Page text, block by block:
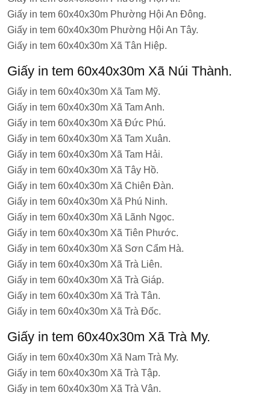
Giấy in tem 60x40x30m Phường Hội An Đông.
Giấy in tem 60x40x30m Phường Hội An Tây.
Giấy in tem 60x40x30m Xã Tân Hiệp.
Giấy in tem 60x40x30m Xã Núi Thành.
Giấy in tem 60x40x30m Xã Tam Mỹ.
Giấy in tem 60x40x30m Xã Tam Anh.
Giấy in tem 60x40x30m Xã Đức Phú.
Giấy in tem 60x40x30m Xã Tam Xuân.
Giấy in tem 60x40x30m Xã Tam Hải.
Giấy in tem 60x40x30m Xã Tây Hồ.
Giấy in tem 60x40x30m Xã Chiên Đàn.
Giấy in tem 60x40x30m Xã Phú Ninh.
Giấy in tem 60x40x30m Xã Lãnh Ngọc.
Giấy in tem 60x40x30m Xã Tiên Phước.
Giấy in tem 60x40x30m Xã Sơn Cẩm Hà.
Giấy in tem 60x40x30m Xã Trà Liên.
Giấy in tem 60x40x30m Xã Trà Giáp.
Giấy in tem 60x40x30m Xã Trà Tân.
Giấy in tem 60x40x30m Xã Trà Đốc.
Giấy in tem 60x40x30m Xã Trà My.
Giấy in tem 60x40x30m Xã Nam Trà My.
Giấy in tem 60x40x30m Xã Trà Tập.
Giấy in tem 60x40x30m Xã Trà Vân.